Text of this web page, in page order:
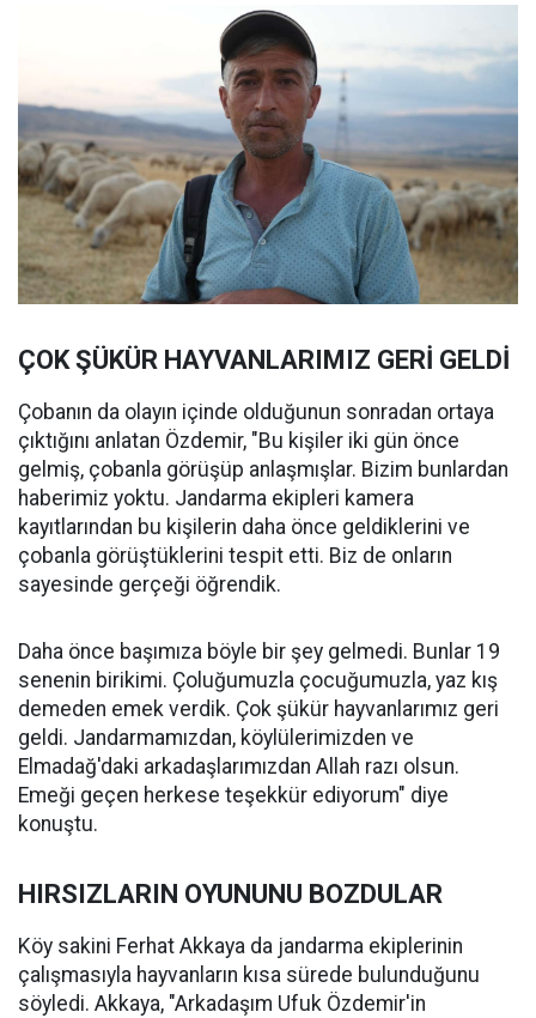
ÇOK ŞÜKÜR HAYVANLARIMIZ GERİ GELDİ
Çobanın da olayın içinde olduğunun sonradan ortaya
çıktığını anlatan Özdemir, "Bu kişiler iki gün önce
gelmiş, çobanla görüşüp anlaşmışlar. Bizim bunlardan
haberimiz yoktu. Jandarma ekipleri kamera
kayıtlarından bu kişilerin daha önce geldiklerini ve
çobanla görüştüklerini tespit etti. Biz de onların
sayesinde gerçeği öğrendik.
Daha önce başımıza böyle bir şey gelmedi. Bunlar 19
senenin birikimi. Çoluğumuzla çocuğumuzla, yaz kış
demeden emek verdik. Çok şükür hayvanlarımız geri
geldi. Jandarmamızdan, köylülerimizden ve
Elmadağ'daki arkadaşlarımızdan Allah razı olsun.
Emeği geçen herkese teşekkür ediyorum" diye
konuştu.
HIRSIZLARIN OYUNUNU BOZDULAR
Köy sakini Ferhat Akkaya da jandarma ekiplerinin
çalışmasıyla hayvanların kısa sürede bulunduğunu
söyledi. Akkaya, "Arkadaşım Ufuk Özdemir'in